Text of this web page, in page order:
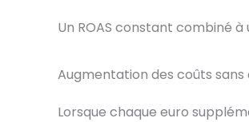
Un ROAS constant combiné
Augmentation des coûts
Lorsque chaque euro